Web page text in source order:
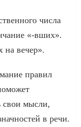
числа
«-вших».
вечер».
правил
свои мысли,
в речи.